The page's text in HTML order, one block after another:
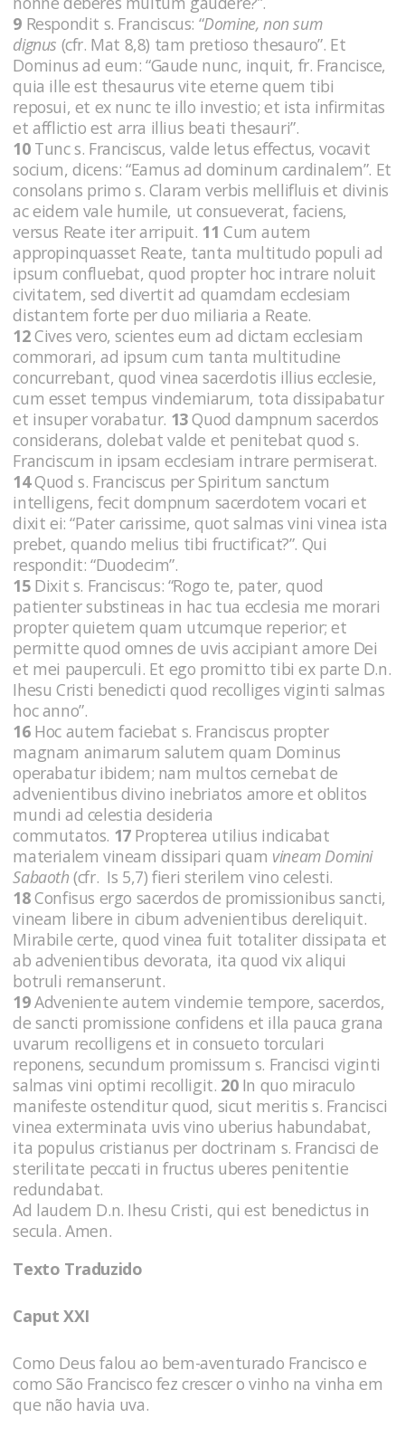
9 Respondit s. Franciscus: “Domine, non sum
dignus (cfr. Mat 8,8) tam pretioso thesauro”. Et
Dominus ad eum: “Gaude nunc, inquit, fr. Francisce,
quia ille est thesaurus vite eterne quem tibi
reposui, et ex nunc te illo investio; et ista infirmitas
et afflictio est arra illius beati thesauri”.
10 Tunc s. Franciscus, valde letus effectus, vocavit
socium, dicens: “Eamus ad dominum cardinalem”. Et
consolans primo s. Claram verbis mellifluis et divinis
ac eidem vale humile, ut consueverat, faciens,
versus Reate iter arripuit. 11Cum autem
appropinquasset Reate, tanta multitudo populi ad
ipsum confluebat, quod propter hoc intrare noluit
civitatem, sed divertit ad quamdam ecclesiam
distantem forte per duo miliaria a Reate.
12Cives vero, scientes eum ad dictam ecclesiam
commorari, ad ipsum cum tanta multitudine
concurrebant, quod vinea sacerdotis illius ecclesie,
cum esset tempus vindemiarum, tota dissipabatur
et insuper vorabatur. 13Quod dampnum sacerdos
considerans, dolebat valde et penitebat quod s.
Franciscum in ipsam ecclesiam intrare permiserat.
14Quod s. Franciscus per Spiritum sanctum
intelligens, fecit dompnum sacerdotem vocari et
dixit ei: “Pater carissime, quot salmas vini vinea ista
prebet, quando melius tibi fructificat?”. Qui
respondit: “Duodecim”.
15 Dixit s. Franciscus: “Rogo te, pater, quod
patienter substineas in hac tua ecclesia me morari
propter quietem quam utcumque reperior; et
permitte quod omnes de uvis accipiant amore Dei
et mei pauperculi. Et ego promitto tibi ex parte D.n.
Ihesu Cristi benedicti quod recolliges viginti salmas
hoc anno”.
16 Hoc autem faciebat s. Franciscus propter
magnam animarum salutem quam Dominus
operabatur ibidem; nam multos cernebat de
advenientibus divino inebriatos amore et oblitos
mundi ad celestia desideria
commutatos. 17 Propterea utilius indicabat
materialem vineam dissipari quam vineam Domini
Sabaoth(cfr. Is 5,7) fieri sterilem vino celesti.
18Confisus ergo sacerdos de promissionibus sancti,
vineam libere in cibum advenientibus dereliquit.
Mirabile certe, quod vinea fuit totaliter dissipata et
ab advenientibus devorata, ita quod vix aliqui
botruli remanserunt.
19Adveniente autem vindemie tempore, sacerdos,
de sancti promissione confidens et illa pauca grana
uvarum recolligens et in consueto torculari
reponens, secundum promissum s. Francisci viginti
salmas vini optimi recolligit. 20 In quo miraculo
manifeste ostenditur quod, sicut meritis s. Francisci
vinea exterminata uvis vino uberius habundabat,
ita populus cristianus per doctrinam s. Francisci de
sterilitate peccati in fructus uberes penitentie
redundabat.
Ad laudem D.n. Ihesu Cristi, qui est benedictus in
secula. Amen.
Texto Traduzido
Caput XXI
Como Deus falou ao bem-aventurado Francisco e
como São Francisco fez crescer o vinho na vinha em
que não havia uva.